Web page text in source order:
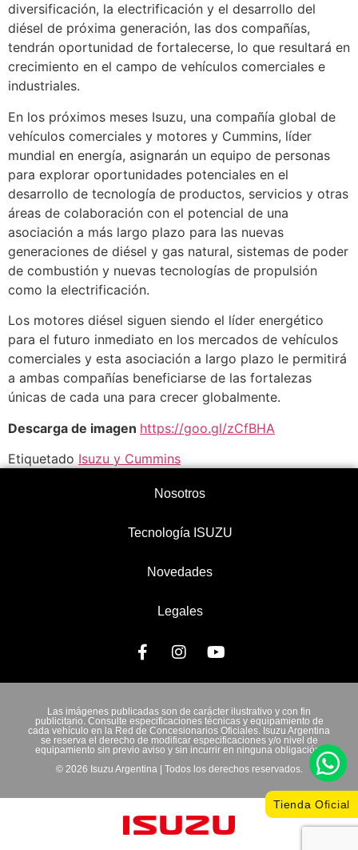
diversificación, la electrificación y el desarrollo del
diésel de próxima generación, las dos compañías,
tendrán oportunidad de fortalecerse, lo que resultará en
crecimiento en el campo de vehículos comerciales e
industriales.
En los próximos meses Isuzu, una compañía global de
vehículos comerciales y motores y Cummins, líder
mundial en energía, asignarán un equipo de personas
para explorar oportunidades potenciales en el
desarrollo de tecnología de productos, servicios y otras
áreas de colaboración con el potencial de una
asociación a más largo plazo para las nuevas
generaciones de diésel y gas natural, sistemas de poder
de combustión y nuevas tecnologías de propulsión
como la electrificación.
Los motores diésel siguen siendo el líder energético
para el futuro inmediato en los mercados de vehículos
comerciales y esta asociación a largo plazo le permitirá
a ambas compañías beneficiarse de las fortalezas
únicas de cada una para crecer globalmente.
Descarga de imagen https://goo.gl/zCfBHA
Etiquetado Isuzu y Cummins
Nosotros
Tecnología ISUZU
Novedades
Legales
Las imágenes publicadas son de carácter ilustrativo y con fin
publicitario. Consulte especificaciones técnicas y equipamiento de
cada vehículo en la Red de Concesionarios Oficiales. Isuzu Argentina
se reserva el derecho de modificar especificaciones y/o nivel de
equipamiento sin previo aviso y sin incurrir en ninguna obligación.
© 2026 Isuzu Argentina | Todos los derechos reservados.
Tienda Oficial